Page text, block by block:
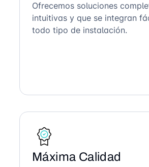
Ofrecemos soluciones
intuitivas y que se integran
todo tipo de instalación.
Máxima Calidad